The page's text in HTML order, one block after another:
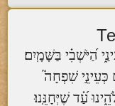
הַ֝יֹּשְׁבִ֗י בַּשָּׁמָֽיִם׃
כְּעֵינֵ֣י שִׁפְחָה֮
עַ֝֗ד שֶׁיְּחָנֵּֽנוּ׃